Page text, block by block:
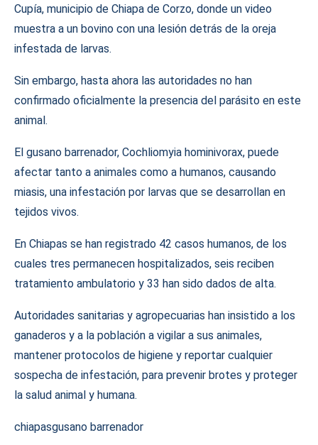
Cupía, municipio de Chiapa de Corzo, donde un video
muestra a un bovino con una lesión detrás de la oreja
infestada de larvas.
Sin embargo, hasta ahora las autoridades no han
confirmado oficialmente la presencia del parásito en este
animal.
El gusano barrenador, Cochliomyia hominivorax, puede
afectar tanto a animales como a humanos, causando
miasis, una infestación por larvas que se desarrollan en
tejidos vivos.
En Chiapas se han registrado 42 casos humanos, de los
cuales tres permanecen hospitalizados, seis reciben
tratamiento ambulatorio y 33 han sido dados de alta.
Autoridades sanitarias y agropecuarias han insistido a los
ganaderos y a la población a vigilar a sus animales,
mantener protocolos de higiene y reportar cualquier
sospecha de infestación, para prevenir brotes y proteger
la salud animal y humana.
chiapasgusano barrenador